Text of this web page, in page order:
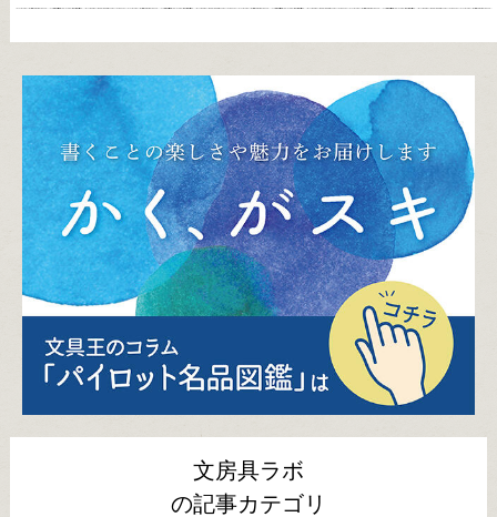
文房具ラボ
の記事カテゴリ